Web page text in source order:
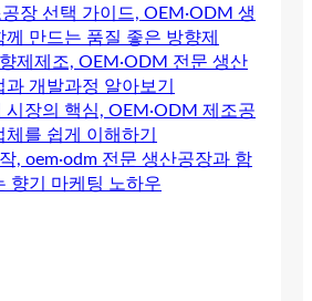
장 선택 가이드, OEM·ODM 생
만드는 품질 좋은 방향제
제제조, OEM·ODM 전문 생산
개발과정 알아보기
시장의 핵심, OEM·ODM 제조공
를 쉽게 이해하기
, oem·odm 전문 생산공장과 함
향기 마케팅 노하우